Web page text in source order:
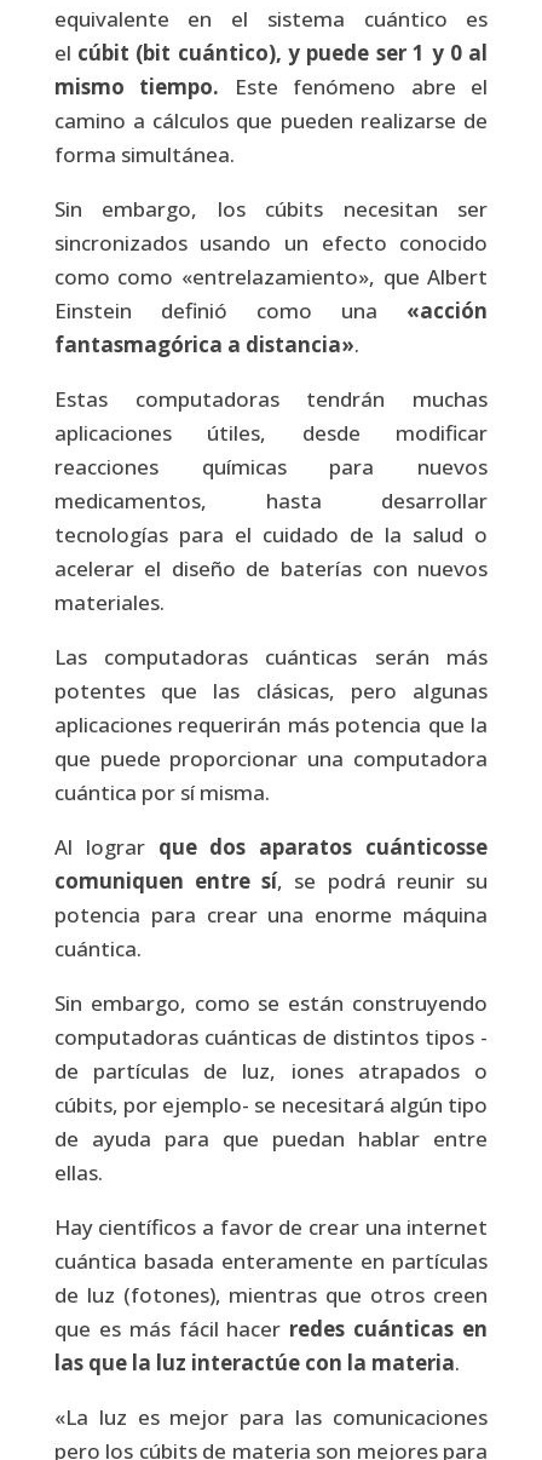
equivalente en el sistema cuántico es
el cúbit (bit cuántico), y puede ser 1 y 0 al
mismo tiempo. Este fenómeno abre el
camino a cálculos que pueden realizarse de
forma simultánea.
Sin embargo, los cúbits necesitan ser
sincronizados usando un efecto conocido
como como «entrelazamiento», que Albert
Einstein definió como una «acción
fantasmagórica a distancia».
Estas computadoras tendrán muchas
aplicaciones útiles, desde modificar
reacciones químicas para nuevos
medicamentos, hasta desarrollar
tecnologías para el cuidado de la salud o
acelerar el diseño de baterías con nuevos
materiales.
Las computadoras cuánticas serán más
potentes que las clásicas, pero algunas
aplicaciones requerirán más potencia que la
que puede proporcionar una computadora
cuántica por sí misma.
Al lograr que dos aparatos cuánticosse
comuniquen entre sí, se podrá reunir su
potencia para crear una enorme máquina
cuántica.
Sin embargo, como se están construyendo
computadoras cuánticas de distintos tipos -
de partículas de luz, iones atrapados o
cúbits, por ejemplo- se necesitará algún tipo
de ayuda para que puedan hablar entre
ellas.
Hay científicos a favor de crear una internet
cuántica basada enteramente en partículas
de luz (fotones), mientras que otros creen
que es más fácil hacer redes cuánticas en
las que la luz interactúe con la materia.
«La luz es mejor para las comunicaciones
pero los cúbits de materia son mejores para